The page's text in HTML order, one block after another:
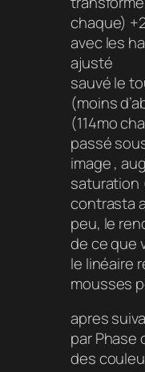
chaque)
avec les
ajusté
sauvé le
(moins
(114mo
passé
image ,
saturation
contrasta
peu, le
de ce que
le linéaire
mousses
apres
par Phase
des